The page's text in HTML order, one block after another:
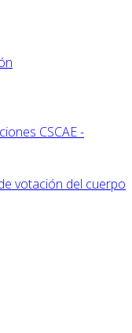
CSCAE -
votación del cuerpo